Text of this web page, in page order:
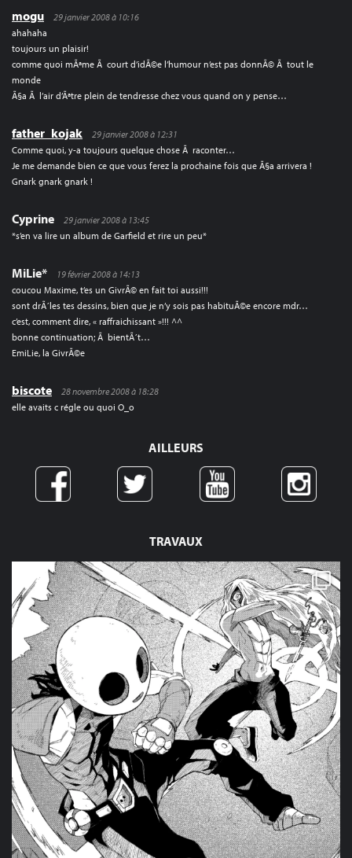
TRAVAUX
mogu
29 janvier 2008 à 10:16
ahahaha
toujours un plaisir!
comme quoi mÃªme Ã court d’idÃ©e l’humour n’est pas donnÃ© Ã tout le
monde
Ã§a Ã l’air d’Ãªtre plein de tendresse chez vous quand on y pense…
father_kojak
29 janvier 2008 à 12:31
Comme quoi, y-a toujours quelque chose Ã raconter…
Je me demande bien ce que vous ferez la prochaine fois que Ã§a arrivera !
Gnark gnark gnark !
Cyprine
29 janvier 2008 à 13:45
*s’en va lire un album de Garfield et rire un peu*
MiLie*
19 février 2008 à 14:13
coucou Maxime, t’es un GivrÃ© en fait toi aussi!!!
sont drÃ´les tes dessins, bien que je n’y sois pas habituÃ©e encore mdr…
c’est, comment dire, « raffraichissant »!!! ^^
bonne continuation; Ã bientÃ´t…
EmiLie, la GivrÃ©e
biscote
28 novembre 2008 à 18:28
elle avaits c régle ou quoi O_o
AILLEURS